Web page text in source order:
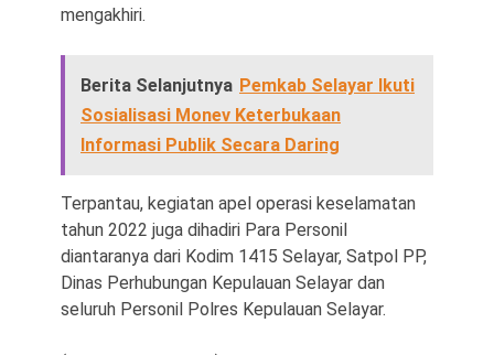
mengakhiri.
Berita Selanjutnya Pemkab Selayar Ikuti
Sosialisasi Monev Keterbukaan
Informasi Publik Secara Daring
Terpantau, kegiatan apel operasi keselamatan
tahun 2022 juga dihadiri Para Personil
diantaranya dari Kodim 1415 Selayar, Satpol PP,
Dinas Perhubungan Kepulauan Selayar dan
seluruh Personil Polres Kepulauan Selayar.